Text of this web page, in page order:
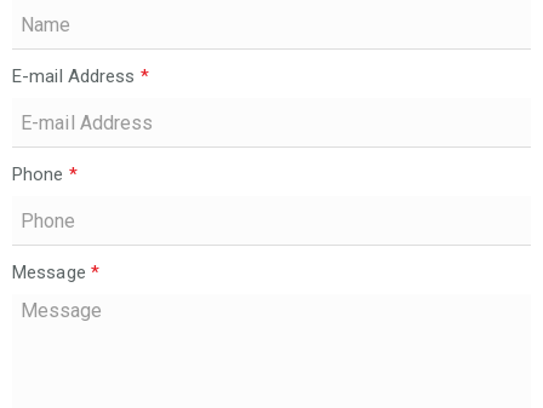
E-mail Address *
Phone *
Message *